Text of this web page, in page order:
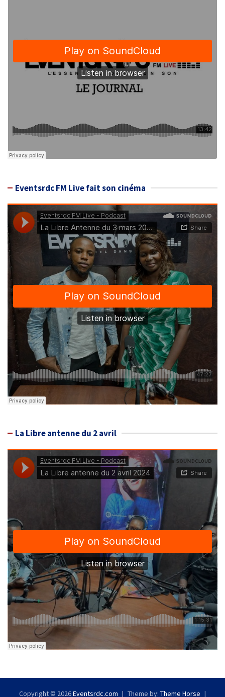
Eventsrdc FM Live fait son cinéma
La Libre antenne du 2 avril
Copyright © 2026Eventsrdc.com Theme by: Theme Horse